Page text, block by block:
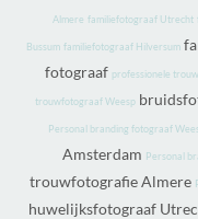
Almere familiefotograaf Utrecht
Bussum familiefotograaf Hilversum
fotograaf professionele
trouwfotograaf Weesp
Personal branding fotograaf
Amsterdam Personal
trouwfotografie Almere
huwelijksfotograaf